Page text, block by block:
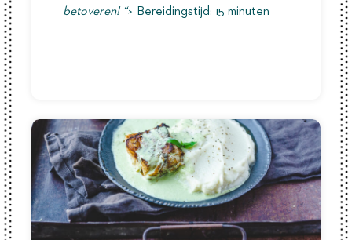
betoveren! “> Bereidingstijd: 15 minuten